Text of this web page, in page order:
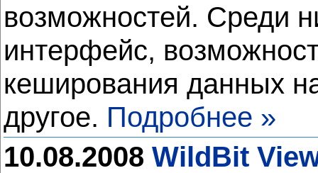
возможностей. Среди
интерфейс,
кеширования данных
другое. Подробнее »
10.08.2008 WildBit